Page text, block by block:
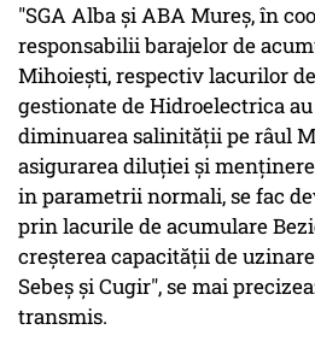
"SGA Alba şi ABA Mureş, în
responsabilii barajelor de
Mihoieşti, respectiv lacurilor
gestionate de Hidroelectrica
diminuarea salinităţii pe râul
asigurarea diluţiei şi
in parametrii normali, se fac
prin lacurile de acumulare
creşterea capacităţii de
Sebeş şi Cugir", se mai
transmis.